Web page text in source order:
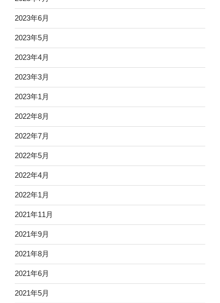
2023年6月
2023年5月
2023年4月
2023年3月
2023年1月
2022年8月
2022年7月
2022年5月
2022年4月
2022年1月
2021年11月
2021年9月
2021年8月
2021年6月
2021年5月